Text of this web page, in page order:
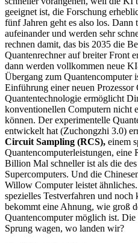
geeignet ist, die Forschung
fünf Jahren geht es also los.
aufeinander und werden sehr
rechnen damit, das bis 2035 die
Quantenrechner auf breiter Front
dann werden vollkommen neue
Übergang zum Quantencomputer
Einführung einer neuen Prozessor
Quantentechnologie ermöglicht
konventionellen Computern nicht
können. Der experimentelle
entwickelt hat (Zuchongzhi 3.0)
Circuit Sampling (RCS), einem
Quantencomputerleistungen, eine
Billion Mal schneller ist als die
Supercomputers. Und die
Willow Computer leistet
spezielles Testverfahren und
bekommt eine Ahnung, wie groß
Quantencomputer möglich ist.
Sprung wagen, wo landen wir?